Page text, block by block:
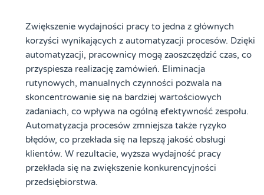
Zwiększenie wydajności pracy to jedna z głównych
korzyści wynikających z automatyzacji procesów. Dzięki
automatyzacji, pracownicy mogą zaoszczędzić czas, co
przyspiesza realizację zamówień. Eliminacja
rutynowych, manualnych czynności pozwala na
skoncentrowanie się na bardziej wartościowych
zadaniach, co wpływa na ogólną efektywność zespołu.
Automatyzacja procesów zmniejsza także ryzyko
błędów, co przekłada się na lepszą jakość obsługi
klientów. W rezultacie, wyższa wydajność pracy
przekłada się na zwiększenie konkurencyjności
przedsiębiorstwa.